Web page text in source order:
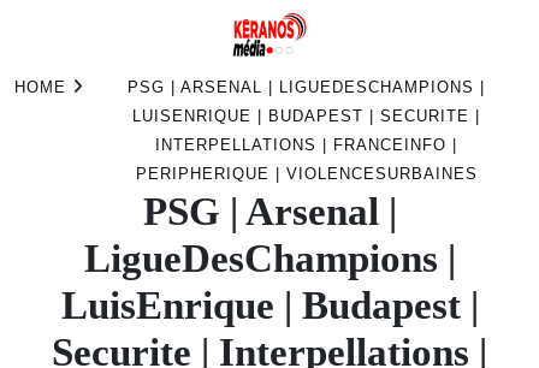
SkipHOME
PSG | ARSENAL | LIGUEDESCHAMPIONS |
LUISENRIQUE | BUDAPEST | SECURITE |
INTERPELLATIONS | FRANCEINFO |
PERIPHERIQUE | VIOLENCESURBAINES
PSG | Arsenal |
LigueDesChampions |
LuisEnrique | Budapest |
Securite | Interpellations |